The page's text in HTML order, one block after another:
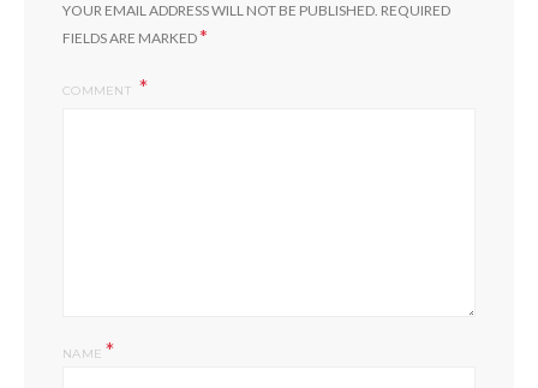
YOUR EMAIL ADDRESS WILL NOT BE PUBLISHED. REQUIRED
FIELDS ARE MARKED*
COMMENT
NAME *